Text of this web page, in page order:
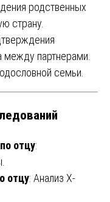
родственных
страну.
между партнерами.
семьи.
отцу:
отцу: Анализ X-